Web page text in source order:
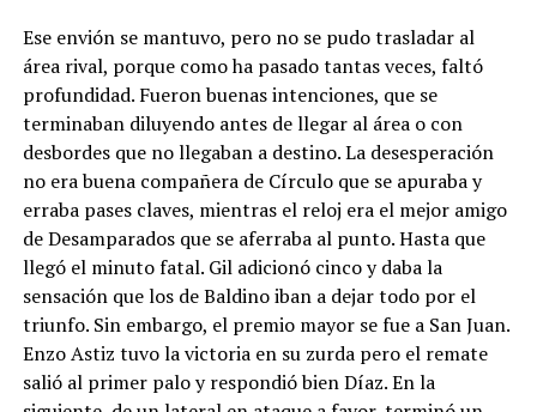
Ese envión se mantuvo, pero no se pudo trasladar al
área rival, porque como ha pasado tantas veces, faltó
profundidad. Fueron buenas intenciones, que se
terminaban diluyendo antes de llegar al área o con
desbordes que no llegaban a destino. La desesperación
no era buena compañera de Círculo que se apuraba y
erraba pases claves, mientras el reloj era el mejor amigo
de Desamparados que se aferraba al punto. Hasta que
llegó el minuto fatal. Gil adicionó cinco y daba la
sensación que los de Baldino iban a dejar todo por el
triunfo. Sin embargo, el premio mayor se fue a San Juan.
Enzo Astiz tuvo la victoria en su zurda pero el remate
salió al primer palo y respondió bien Díaz. En la